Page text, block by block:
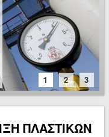
1 2 3
ΠΛΑΣΤΙΚΩΝ